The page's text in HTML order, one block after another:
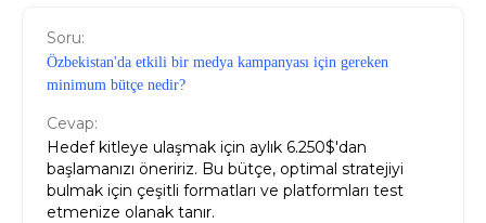
Soru:
Özbekistan'da etkili bir medya kampanyası için gereken
minimum bütçe nedir?
Cevap:
Hedef kitleye ulaşmak için aylık 6.250$'dan
başlamanızı öneririz. Bu bütçe, optimal stratejiyi
bulmak için çeşitli formatları ve platformları test
etmenize olanak tanır.